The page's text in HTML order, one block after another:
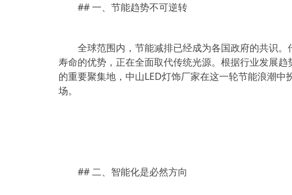
## 一、节能趋势不可逆转
全球范围内，节能减排已经成为各国政府的共识
寿命的优势，正在全面取代传统光源。根据行业发展
的重要聚集地，中山LED灯饰厂家在这一轮节能浪潮
场。
## 二、智能化是必然方向